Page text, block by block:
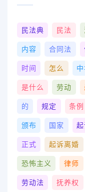
民法典 民法
内容 合同法
时间 怎么
是什么 劳动
的 规定 条例
颁布 国家
正式 起诉离婚
恐怖主义 律师
劳动法 抚养权